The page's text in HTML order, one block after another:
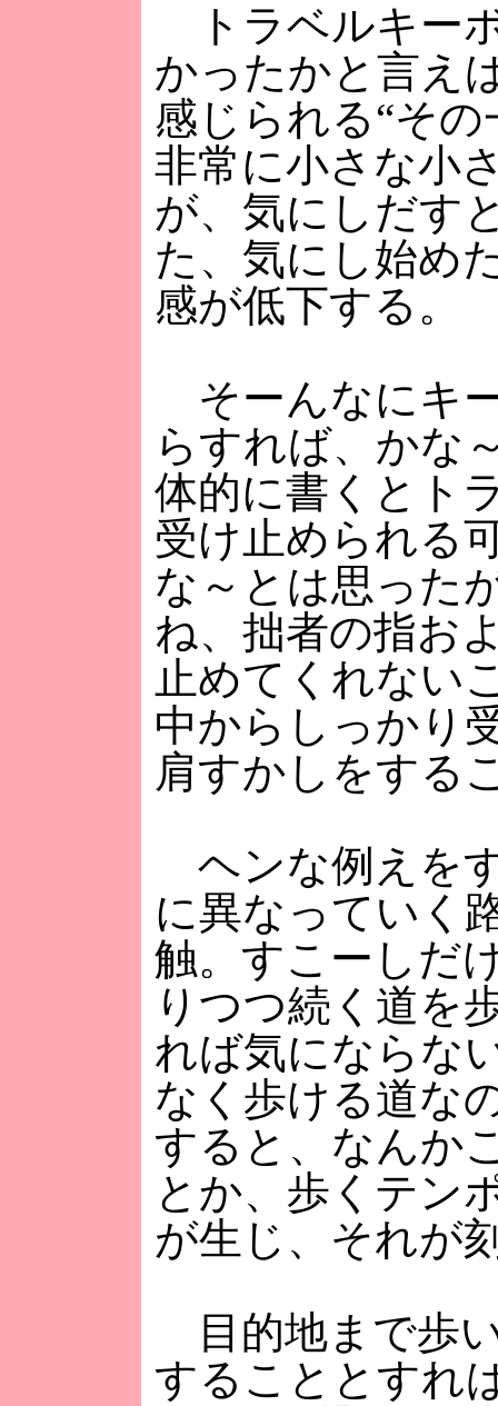
トラベルキー
かったかと言え
感じられる“そ
非常に小さな小
が、気にしだす
た、気にし始め
感が低下する。
そーんなにキ
らすれば、かな
体的に書くとト
受け止められる
な～とは思った
ね、拙者の指お
止めてくれない
中からしっかり
肩すかしをする
ヘンな例えを
に異なっていく
触。すこーしだ
りつつ続く道を
れば気にならな
なく歩ける道な
すると、なんか
とか、歩くテン
が生じ、それが
目的地まで歩
することとすれ